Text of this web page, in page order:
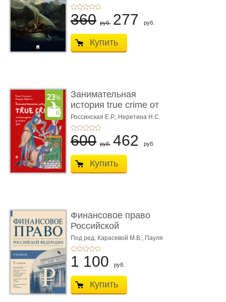
360 руб. 277 руб.
Купить
Занимательная
история true crime от
Гиппократа до � ...
Россинская Е.Р., Неретина Н.С.
600 руб. 462 руб.
Купить
Финансовое право
Российской
Федерации. 5-е изд�
...
Под ред. Карасевой М.В., Пауля
А.Г., Красюкова А.В.
1 100 руб.
Купить